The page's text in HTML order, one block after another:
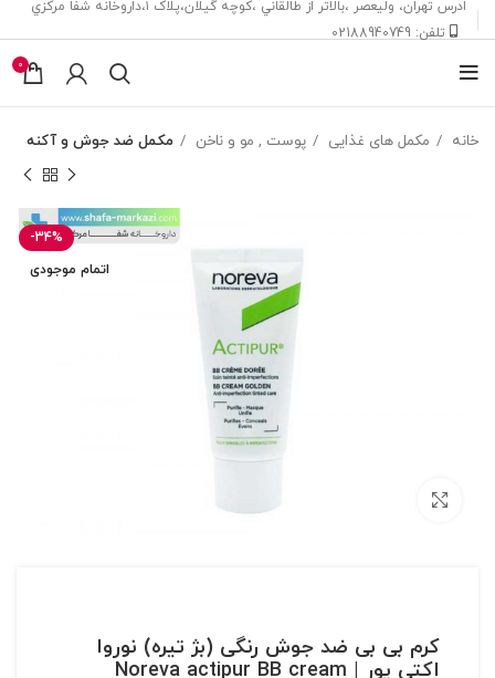
ادرس تهران، ‎وليعصر ،بالاتر از طالقاني ،كوچه گيلان،پلاک ۱،داروخانه شفا مركزي
تلفن: 02188940749
0
خانه مکمل های غذایی پوست , مو و ناخن مکمل ضد جوش و آکنه
-34%
اتمام موجودی
کرم بی بی ضد جوش رنگی (بژ تیره) نوروا
اکتی پور | Noreva actipur BB cream